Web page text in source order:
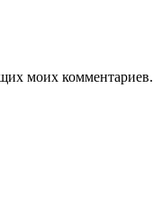
моих комментариев.